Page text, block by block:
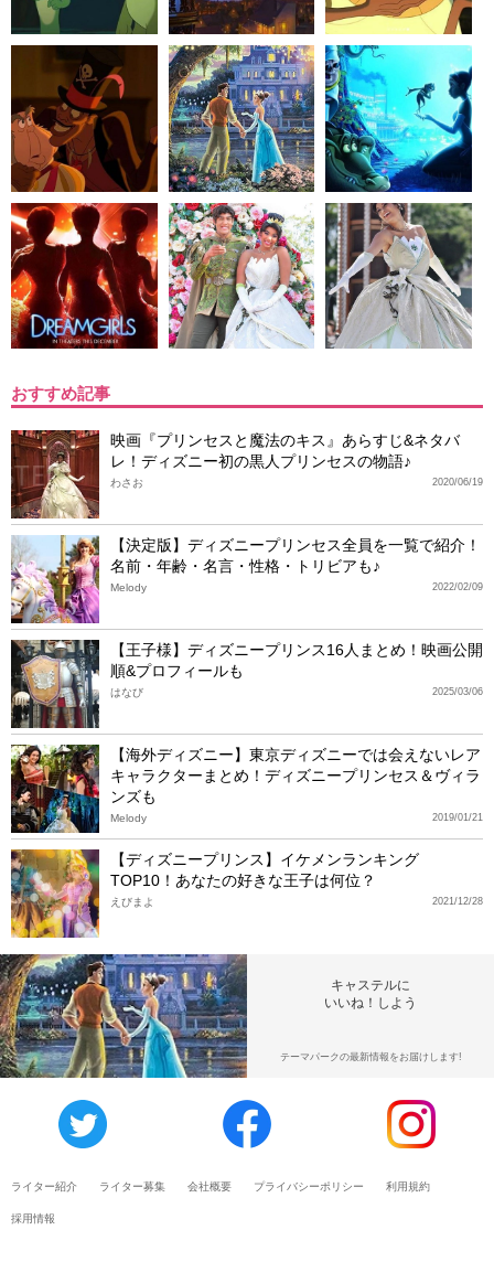
おすすめ記事
映画『プリンセスと魔法のキス』あらすじ&ネタバ
レ！ディズニー初の黒人プリンセスの物語♪
2020/06/19
わさお
【決定版】ディズニープリンセス全員を一覧で紹介！
名前・年齢・名言・性格・トリビアも♪
2022/02/09
Melody
【王子様】ディズニープリンス16人まとめ！映画公開
順&プロフィールも
2025/03/06
はなび
【海外ディズニー】東京ディズニーでは会えないレア
キャラクターまとめ！ディズニープリンセス＆ヴィラ
ンズも
2019/01/21
Melody
【ディズニープリンス】イケメンランキング
TOP10！あなたの好きな王子は何位？
2021/12/28
えびまよ
キャステルに
いいね！しよう
テーマパークの最新情報をお届けします!
ライター紹介 ライター募集 会社概要 プライバシーポリシー 利用規約
採用情報